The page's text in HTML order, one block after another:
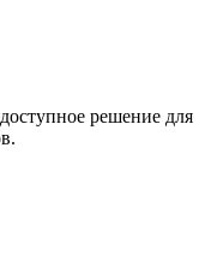
решение для